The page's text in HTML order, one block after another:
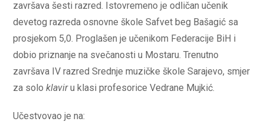
završava šesti razred. Istovremeno je odličan učenik
devetog razreda osnovne škole Safvet beg Bašagić sa
prosjekom 5,0. Proglašen je učenikom Federacije BiH i
dobio priznanje na svečanosti u Mostaru. Trenutno
završava IV razred Srednje muzičke škole Sarajevo, smjer
za soloklaviru klasi profesorice Vedrane Mujkić.
Učestvovao je na: